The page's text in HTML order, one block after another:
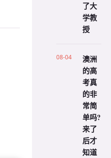
了大
学教
授
08-04
澳洲
的高
考真
的非
常简
单吗?
来了
后才
知道